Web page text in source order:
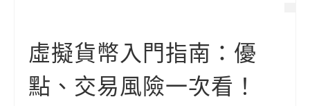
虛擬貨幣入門指南：優
點、交易風險一次看！